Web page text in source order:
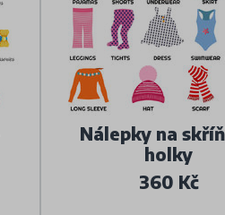
Nálepky na
holky
360 Kč